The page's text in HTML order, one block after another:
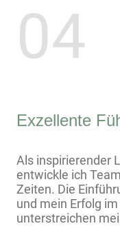
04
Exzellente
Als inspirierender
entwickle ich
Zeiten. Die
und mein Erfolg
unterstreichen